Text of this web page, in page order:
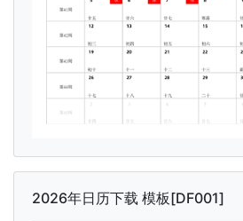
2026年日历下载 模板[DF001]